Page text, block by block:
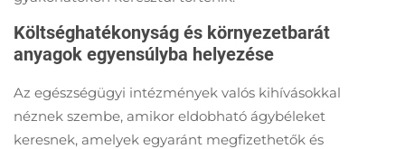
Költséghatékonyság és környezetbarát
anyagok egyensúlyba helyezése
Az egészségügyi intézmények valós kihívásokkal
néznek szembe, amikor eldobható ágybéleket
keresnek, amelyek egyaránt megfizethetők és